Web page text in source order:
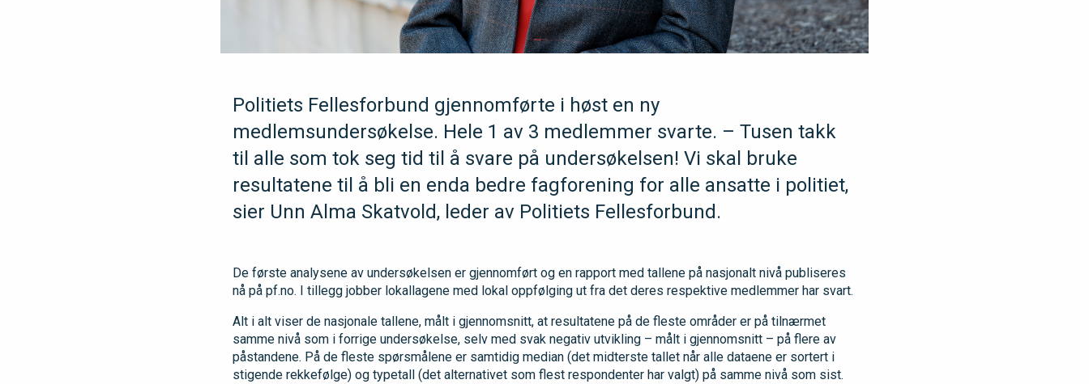
Politiets Fellesforbund gjennomførte i høst en ny
medlemsundersøkelse. Hele 1 av 3 medlemmer svarte. – Tusen takk
til alle som tok seg tid til å svare på undersøkelsen! Vi skal bruke
resultatene til å bli en enda bedre fagforening for alle ansatte i politiet,
sier Unn Alma Skatvold, leder av Politiets Fellesforbund.
De første analysene av undersøkelsen er gjennomført og en rapport med tallene på nasjonalt nivå publiseres
nå på pf.no. I tillegg jobber lokallagene med lokal oppfølging ut fra det deres respektive medlemmer har svart.
Alt i alt viser de nasjonale tallene, målt i gjennomsnitt, at resultatene på de fleste områder er på tilnærmet
samme nivå som i forrige undersøkelse, selv med svak negativ utvikling – målt i gjennomsnitt – på flere av
påstandene. På de fleste spørsmålene er samtidig median (det midterste tallet når alle dataene er sortert i
stigende rekkefølge) og typetall (det alternativet som flest respondenter har valgt) på samme nivå som sist.